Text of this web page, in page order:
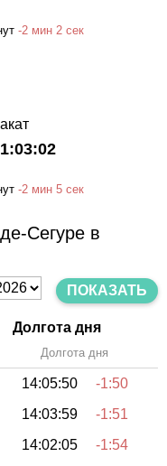
-2 мин 2 сек
-2 мин 5 сек
Сегуре в
ПОКАЗАТЬ
Долгота дня
Долгота дня
14:05:50
-1:50
14:03:59
-1:51
14:02:05
-1:54